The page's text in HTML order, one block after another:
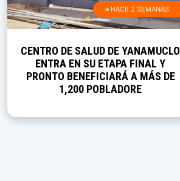
≡ HACE 2 SEMANAS
CENTRO DE SALUD DE YANAMUCLO
ENTRA EN SU ETAPA FINAL Y
PRONTO BENEFICIARÁ A MÁS DE
1,200 POBLADORE